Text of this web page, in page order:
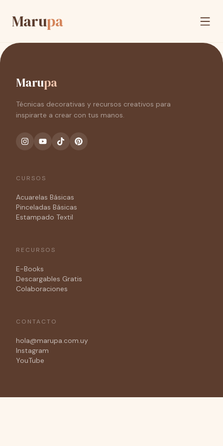
Marupa
Marupa
Técnicas decorativas y recursos creativos para
inspirarte a crear con tus manos.
CURSOS
Acuarelas Básicas
Pinceladas Básicas
Estampado Textil
RECURSOS
E-Books
Descargables Gratis
Colaboraciones
CONTACTO
hola@marupa.com.uy
Instagram
YouTube